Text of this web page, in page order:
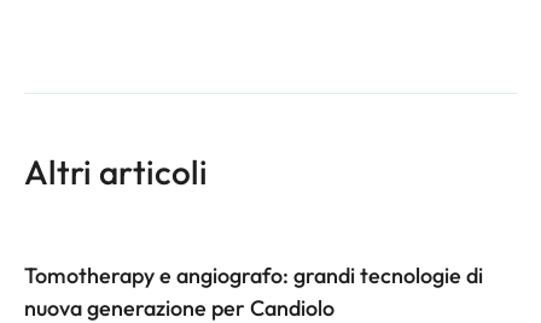
Altri articoli
Tomotherapy e angiografo: grandi tecnologie di
nuova generazione per Candiolo